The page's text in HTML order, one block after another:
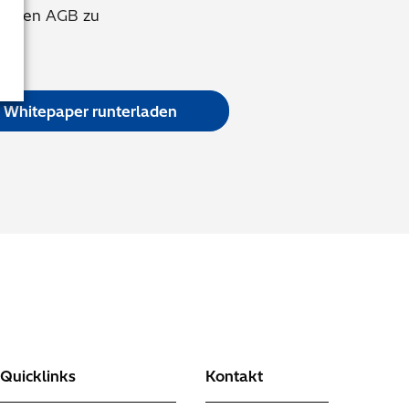
den AGB zu
Whitepaper runterladen
Quicklinks Kontakt